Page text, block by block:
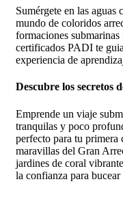
Sumérgete en las aguas
mundo de coloridos
formaciones
certificados PADI te
experiencia de
Descubre los secretos
Emprende un viaje
tranquilas y poco
perfecto para tu
maravillas del Gran
jardines de coral
la confianza para